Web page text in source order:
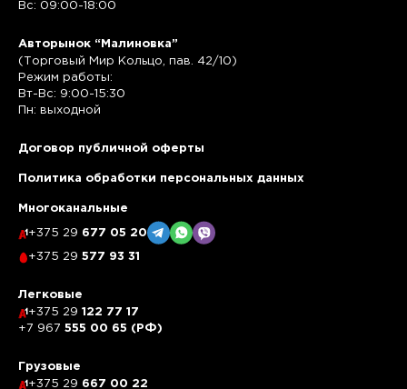
Вс: 09:00-18:00
Авторынок “Малиновка”
(Торговый Мир Кольцо, пав. 42/10)
Режим работы:
Вт-Вс: 9:00-15:30
Пн: выходной
Договор публичной оферты
Политика обработки персональных данных
Многоканальные
+375 29 677 05 20
+375 29 577 93 31
Легковые
+375 29 122 77 17
+7 967 555 00 65 (РФ)
Грузовые
+375 29 667 00 22